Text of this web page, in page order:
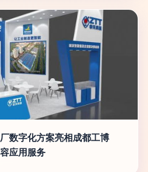
数字化方案亮相成都工博
应用服务